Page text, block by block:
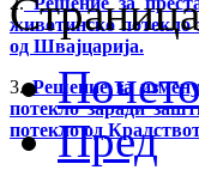
животинско потекло
од Швајцарија.
3.Решение за
потекло заради
потекло одПред